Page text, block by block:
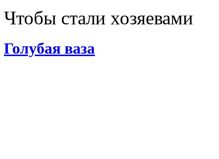
Чтобы стали хозяевами
Голубая ваза